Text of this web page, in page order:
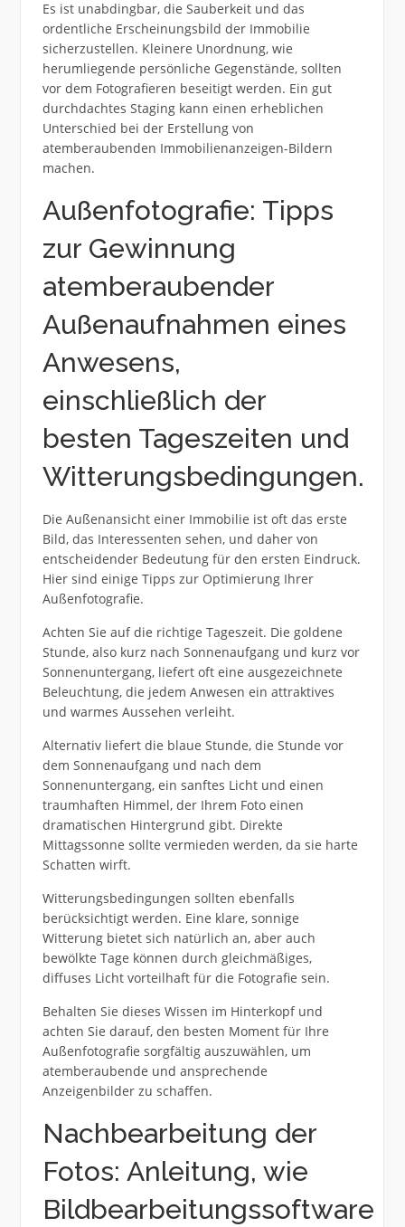
Es ist unabdingbar, die Sauberkeit und das
ordentliche Erscheinungsbild der Immobilie
sicherzustellen. Kleinere Unordnung, wie
herumliegende persönliche Gegenstände, sollten
vor dem Fotografieren beseitigt werden. Ein gut
durchdachtes Staging kann einen erheblichen
Unterschied bei der Erstellung von
atemberaubenden Immobilienanzeigen-Bildern
machen.
Außenfotografie: Tipps
zur Gewinnung
atemberaubender
Außenaufnahmen eines
Anwesens,
einschließlich der
besten Tageszeiten und
Witterungsbedingungen.
Die Außenansicht einer Immobilie ist oft das erste
Bild, das Interessenten sehen, und daher von
entscheidender Bedeutung für den ersten Eindruck.
Hier sind einige Tipps zur Optimierung Ihrer
Außenfotografie.
Achten Sie auf die richtige Tageszeit. Die goldene
Stunde, also kurz nach Sonnenaufgang und kurz vor
Sonnenuntergang, liefert oft eine ausgezeichnete
Beleuchtung, die jedem Anwesen ein attraktives
und warmes Aussehen verleiht.
Alternativ liefert die blaue Stunde, die Stunde vor
dem Sonnenaufgang und nach dem
Sonnenuntergang, ein sanftes Licht und einen
traumhaften Himmel, der Ihrem Foto einen
dramatischen Hintergrund gibt. Direkte
Mittagssonne sollte vermieden werden, da sie harte
Schatten wirft.
Witterungsbedingungen sollten ebenfalls
berücksichtigt werden. Eine klare, sonnige
Witterung bietet sich natürlich an, aber auch
bewölkte Tage können durch gleichmäßiges,
diffuses Licht vorteilhaft für die Fotografie sein.
Behalten Sie dieses Wissen im Hinterkopf und
achten Sie darauf, den besten Moment für Ihre
Außenfotografie sorgfältig auszuwählen, um
atemberaubende und ansprechende
Anzeigenbilder zu schaffen.
Nachbearbeitung der
Fotos: Anleitung, wie
Bildbearbeitungssoftware